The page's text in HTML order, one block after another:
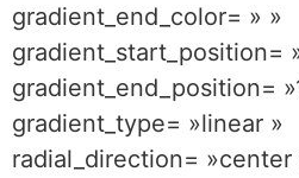
gradient_end_color= » »
gradient_start_position=
gradient_end_position=
gradient_type= »linear »
radial_direction= »center